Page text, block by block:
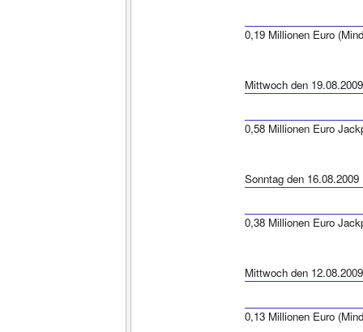
0,19 Millionen Euro
Mittwoch den 19.08.2009
0,58 Millionen Euro
Sonntag den 16.08.2009
0,38 Millionen Euro
Mittwoch den 12.08.2009
0,13 Millionen Euro